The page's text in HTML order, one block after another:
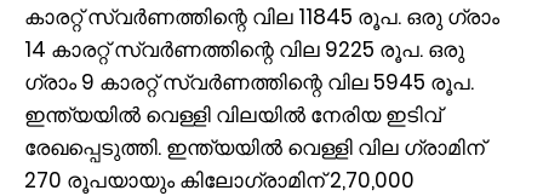
കാരറ്റ് സ്വർണത്തിന്റെ വില 11845 രൂപ. ഒരു ​ഗ്രാം
14 കാരറ്റ് സ്വർണത്തിന്റെ വില 9225 രൂപ. ഒരു ​
ഗ്രാം 9 കാരറ്റ് സ്വർണത്തിന്റെ വില 5945 രൂപ.
ഇന്ത്യയിൽ വെള്ളി വിലയിൽ നേരിയ ഇടിവ്
രേഖപ്പെടുത്തി. ഇന്ത്യയിൽ വെള്ളി വില ഗ്രാമിന്
270 രൂപയായും കിലോഗ്രാമിന് 2,70,000